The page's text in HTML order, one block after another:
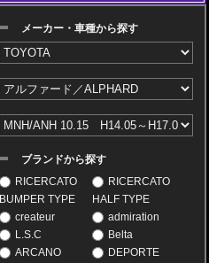
メーカー・車種から探す
ブランドから探す
RICERCATO
BUMPER TYPE
RICERCATO
HALF TYPE
createur
admiration
L.S.C
Belta
ARCANO
DEPORTE